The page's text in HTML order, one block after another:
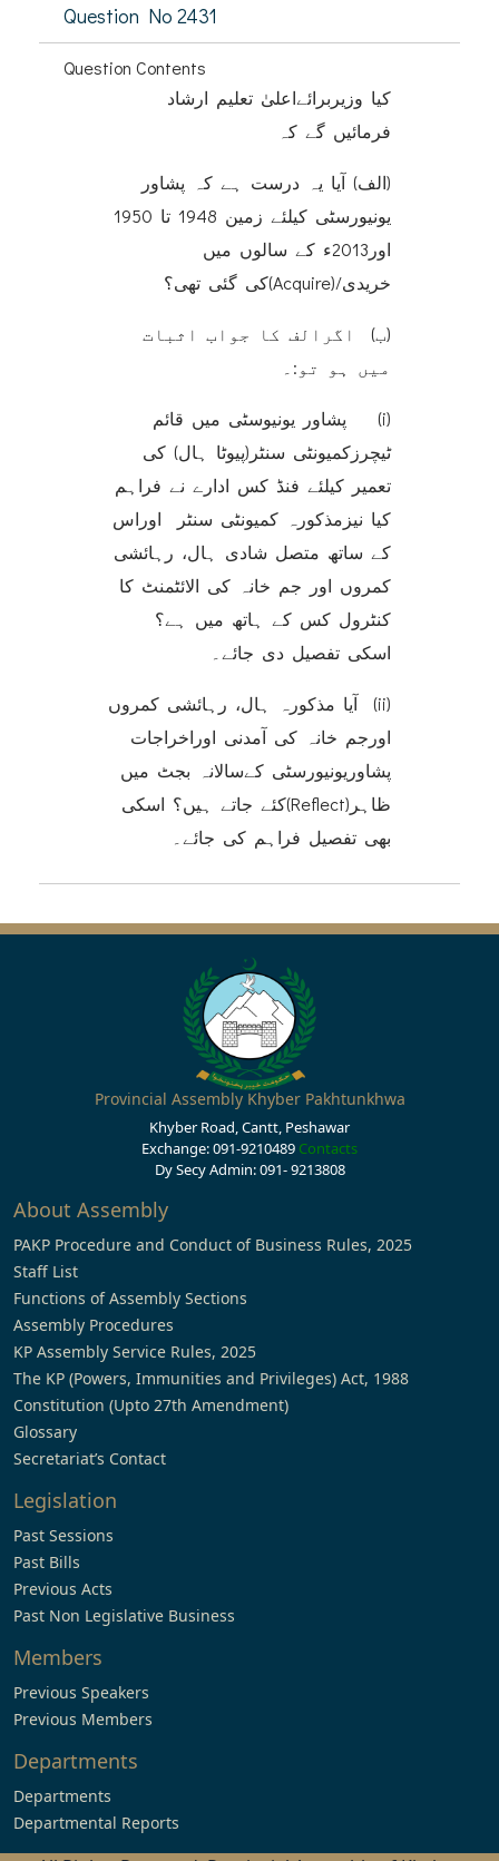
Question No 2431
Question Contents
کیا وزیربرائےاعلیٰ تعلیم ارشاد
فرمائیں گے کہ
(الف) آیا یہ درست ہے کہ پشاور
یونیورسٹی کیلئے زمین 1948 تا 1950
اور2013ء کے سالوں میں
خریدی/(Acquire)کی گئی تھی؟
(ب) اگرالف کا جواب اثبات
میں ہو تو:۔
(i) پشاور یونیوسٹی میں قائم
ٹیچرزکمیونٹی سنٹر(پیوٹا ہال) کی
تعمیر کیلئے فنڈ کس ادارے نے فراہم
کیا نیزمذکورہ کمیونٹی سنٹر اوراس
کے ساتھ متصل شادی ہال، رہائشی
کمروں اور جم خانہ کی الائٹمنٹ کا
کنٹرول کس کے ہاتھ میں ہے؟
اسکی تفصیل دی جائے۔
(ii) آیا مذکورہ ہال، رہائشی کمروں
اورجم خانہ کی آمدنی اوراخراجات
پشاوریونیورسٹی کےسالانہ بجٹ میں
ظاہر(Reflect)کئے جاتے ہیں؟ اسکی
بھی تفصیل فراہم کی جائے۔
Provincial Assembly Khyber Pakhtunkhwa
Khyber Road, Cantt, Peshawar
Exchange: 091-9210489 Contacts
Dy Secy Admin: 091- 9213808
About Assembly
PAKP Procedure and Conduct of Business Rules, 2025
Staff List
Functions of Assembly Sections
Assembly Procedures
KP Assembly Service Rules, 2025
The KP (Powers, Immunities and Privileges) Act, 1988
Constitution (Upto 27th Amendment)
Glossary
Secretariat’s Contact
Legislation
Past Sessions
Past Bills
Previous Acts
Past Non Legislative Business
Members
Previous Speakers
Previous Members
Departments
Departments
Departmental Reports